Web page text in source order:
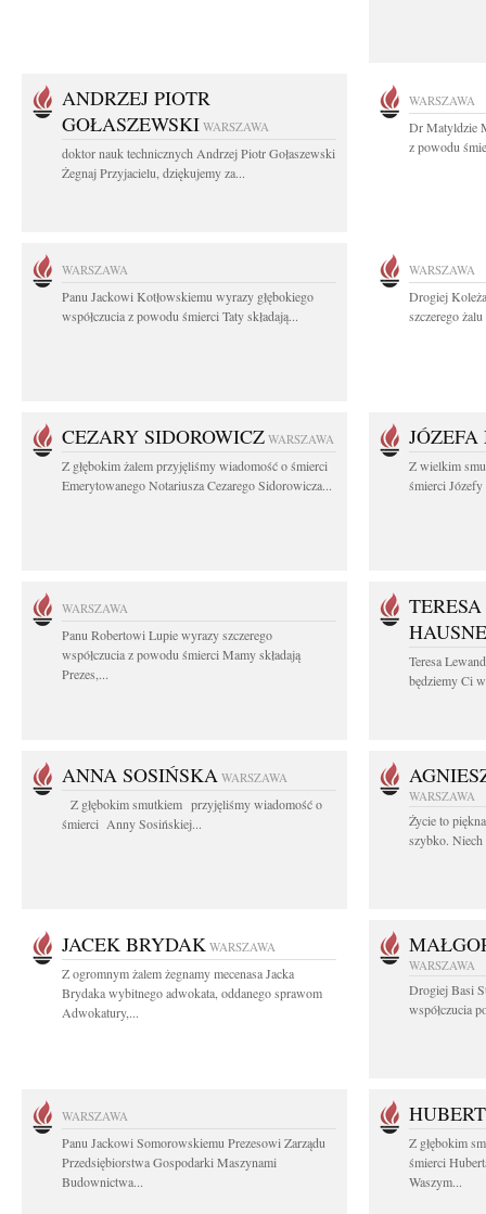
ANDRZEJ PIOTR
GOŁASZEWSKI WARSZAWA
doktor nauk technicznych Andrzej Piotr Gołaszewski
Żegnaj Przyjacielu, dziękujemy za...
WARSZAWA
Dr Matyldzie
z powodu
WARSZAWA
Panu Jackowi Kotłowskiemu wyrazy głębokiego
współczucia z powodu śmierci Taty składają...
WARSZAWA
Drogiej
szczerego
CEZARY SIDOROWICZ WARSZAWA
Z głębokim żalem przyjęliśmy wiadomość o śmierci
Emerytowanego Notariusza Cezarego Sidorowicza...
Z wielkim
śmierci
WARSZAWA
Panu Robertowi Lupie wyrazy szczerego
współczucia z powodu śmierci Mamy składają
Prezes,...
Teresa
będziemy Ci
ANNA SOSIŃSKA WARSZAWA
Z głębokim smutkiem przyjęliśmy wiadomość o
śmierci Anny Sosińskiej...
WARSZAWA
Życie to
szybko. Niech
JACEK BRYDAK WARSZAWA
Z ogromnym żalem żegnamy mecenasa Jacka
Brydaka wybitnego adwokata, oddanego sprawom
Adwokatury,...
WARSZAWA
Drogiej Basi
współczucia
WARSZAWA
Panu Jackowi Somorowskiemu Prezesowi Zarządu
Przedsiębiorstwa Gospodarki Maszynami
Budownictwa...
Z głębokim
śmierci
Waszym...